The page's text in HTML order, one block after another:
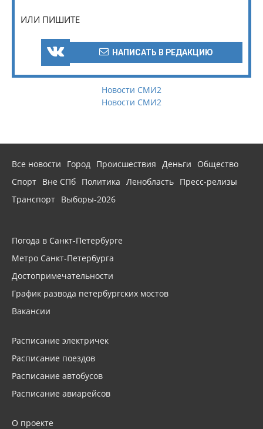
ИЛИ ПИШИТЕ
НАПИСАТЬ В РЕДАКЦИЮ
Новости СМИ2
Новости СМИ2
Все новости Город Происшествия Деньги
Общество
Спорт Вне СПб Политика Ленобласть Пресс-релизы
Транспорт Выборы-2026
Погода в Санкт-Петербурге
Метро Санкт-Петербурга
Достопримечательности
График развода петербургских мостов
Вакансии
Расписание электричек
Расписание поездов
Расписание автобусов
Расписание авиарейсов
О проекте